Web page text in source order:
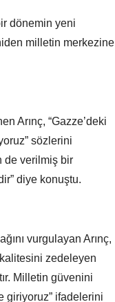
dönemin yeni
milletin merkezine
Arınç, “Gazze’deki
sözlerini
de verilmiş bir
diye konuştu.
vurgulayan Arınç,
kalitesini zedeleyen
Milletin güvenini
giriyoruz” ifadelerini